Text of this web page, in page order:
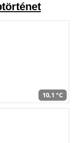
10,1 °C